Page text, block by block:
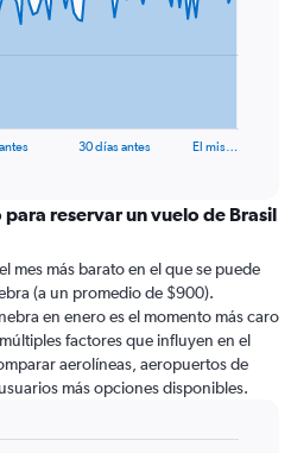
30 días antes El mis…
para reservar un vuelo de Brasil
mes más barato en el que se puede
(a un promedio de $900).
en enero es el momento más caro
factores que influyen en el
aerolíneas, aeropuertos de
más opciones disponibles.